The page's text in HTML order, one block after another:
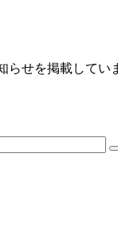
らせを掲載してい